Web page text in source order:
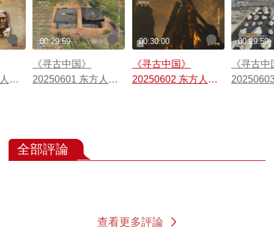
类
《寻古中国》
20250601 东方人类
00:29:59
《寻古中国》
20250602 东方人类
00:30:00
《寻古
00:29:59
全部評論
查看更多評論